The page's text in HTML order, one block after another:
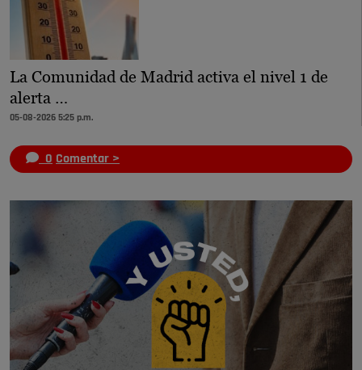
La Comunidad de Madrid activa el nivel 1 de
alerta …
05-08-2026 5:25 p.m.
0 Comentar >